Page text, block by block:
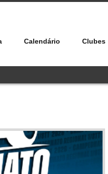
Calendário Clubes